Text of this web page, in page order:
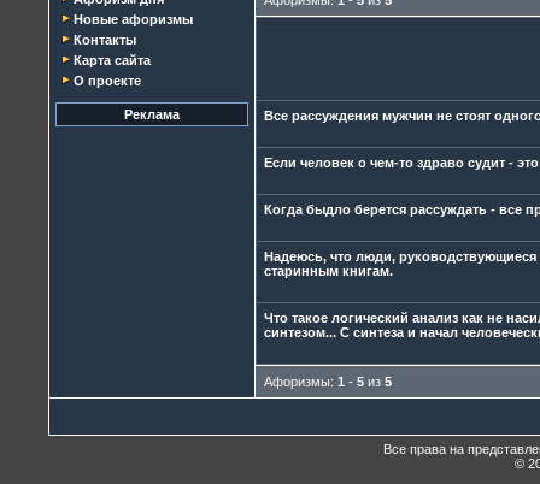
Новые афоризмы
Контакты
Карта сайта
О проекте
Реклама Все рассуждения мужчин не стоят
Если человек о чем-то здраво судит -
Когда быдло берется рассуждать - все
Надеюсь, что люди,
старинным книгам.
Что такое логический анализ как не
синтезом... С синтеза и начал
Афоризмы: 1 - 5 из 5
Все права на
©